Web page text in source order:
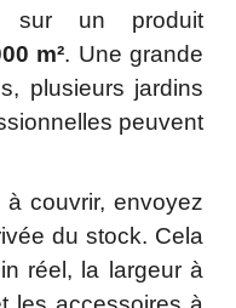
sur un produit
m². Une grande
plusieurs jardins
peuvent
couvrir, envoyez
du stock. Cela
réel, la largeur à